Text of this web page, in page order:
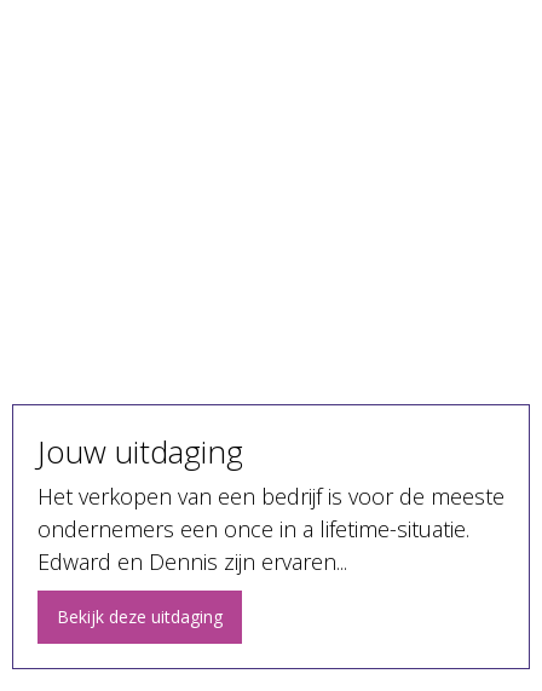
Jouw uitdaging
Het verkopen van een bedrijf is voor de meeste
ondernemers een once in a lifetime-situatie.
Edward en Dennis zijn ervaren...
Bekijk deze uitdaging